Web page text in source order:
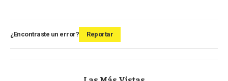
¿Encontraste un error? Reportar